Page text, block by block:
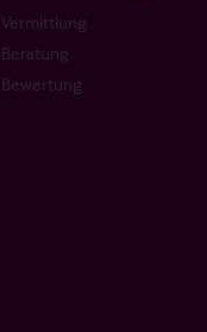
Vermittlung
Beratung
Bewertung